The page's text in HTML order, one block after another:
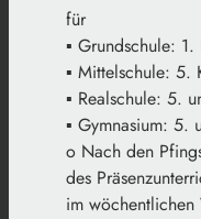
für
▪ Grundschule: 1.
▪ Mittelschule: 5.
▪ Realschule: 5.
▪ Gymnasium: 5.
o Nach den
des
im wöchentlichen